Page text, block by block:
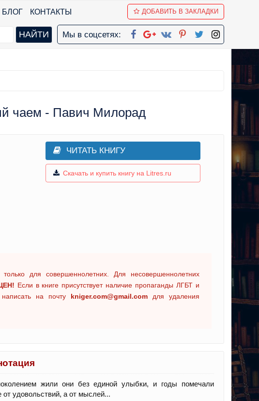
БЛОГ КОНТАКТЫ ДОБАВИТЬ В ЗАКЛАДКИ
Мы в соцсетях:
чаем - Павич Милорад
ЧИТАТЬ КНИГУ
Скачать и купить книгу на Litres.ru
для совершеннолетних. Для несовершеннолетних
Если в книге присутствует наличие пропаганды ЛГБТ и
на почту kniger.com@gmail.com для удаления
жили они без единой улыбки, и годы помечали
удовольствий, а от мыслей...